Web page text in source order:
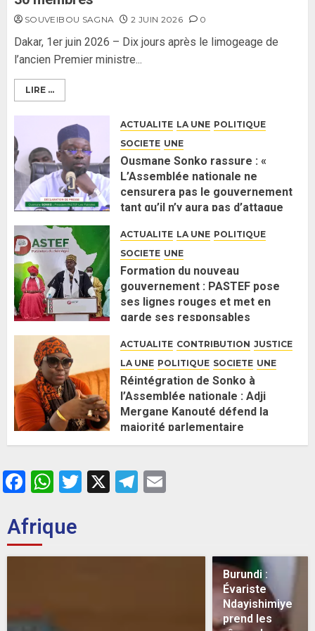
SOUVEIBOU SAGNA 2 JUIN 2026 0
Dakar, 1er juin 2026 – Dix jours après le limogeage de
l’ancien Premier ministre...
LIRE ...
ACTUALITE LA UNE POLITIQUE
SOCIETE UNE
Ousmane Sonko rassure : «
L’Assemblée nationale ne
censurera pas le gouvernement
tant qu’il n’y aura pas d’attaque
2 JUIN 2026 0
ACTUALITE LA UNE POLITIQUE
SOCIETE UNE
Formation du nouveau
gouvernement : PASTEF pose
ses lignes rouges et met en
garde ses responsables
ACTUALITE CONTRIBUTION JUSTICE
LA UNE POLITIQUE SOCIETE UNE
Réintégration de Sonko à
l’Assemblée nationale : Adji
Mergane Kanouté défend la
majorité parlementaire
26 MAI 2026 0
Facebook
WhatsApp
Twitter
X Telegram
Afrique
Burundi :
Évariste
Ndayishimiye
prend les